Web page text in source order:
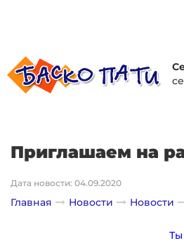
Приглашаем на
Дата новости: 04.09.2020
Главная Новости Новости
Ты